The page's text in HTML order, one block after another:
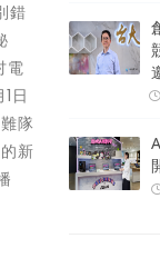
錯
電
日
隊
新